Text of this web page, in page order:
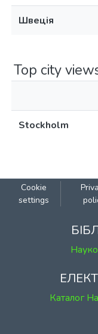
Швеція
Top city
Stockholm
Cookie
settings
Каталог